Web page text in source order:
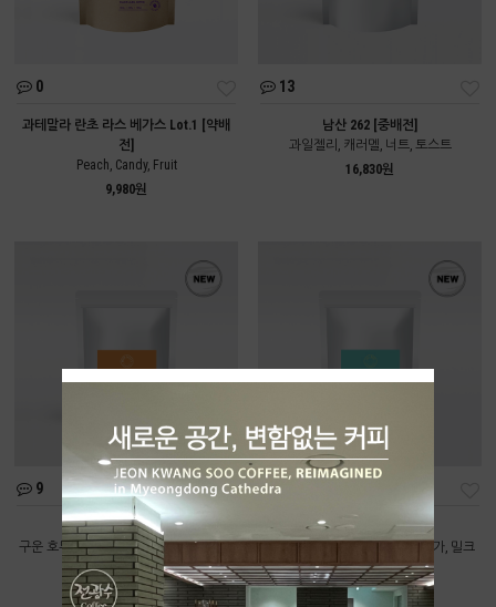
0
과테말라 란초 라스 베가스 Lot.1 [약배
전]
Peach, Candy, Fruit
9,980원
13
남산 262 [중배전]
과일젤리, 캐러멜, 너트, 토스트
16,830원
9
딥너티 [중배전]
구운 호두, 카카오닙스, 다크초콜릿, 브라
운 슈가
9,550원
11
올데이 [중배전]
구운 곡물, 볶은 땅콩, 브라운 슈가, 밀크
초콜릿
8,220원